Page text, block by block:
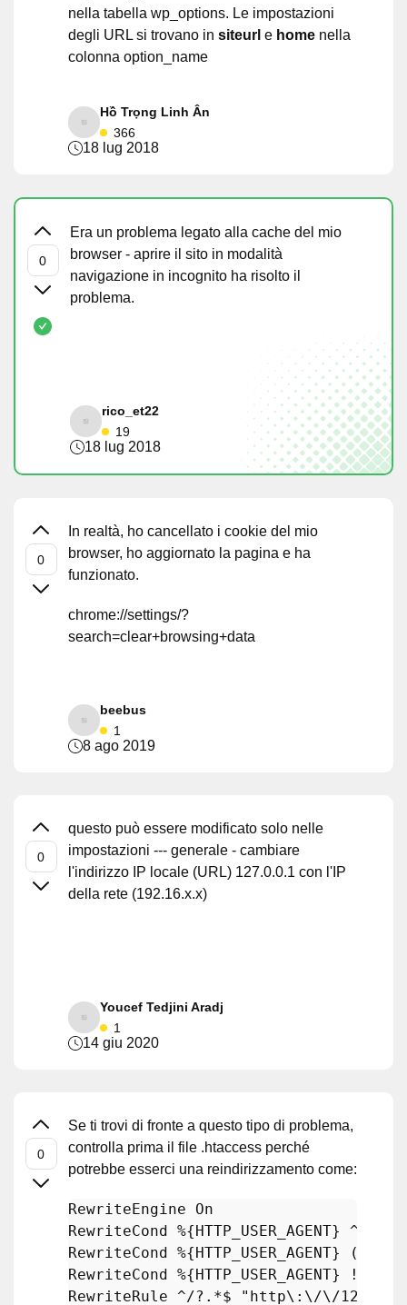
nella tabella wp_options. Le impostazioni
degli URL si trovano in siteurl e home nella
colonna option_name
Hồ Trọng Linh Ân
366
18 lug 2018
Era un problema legato alla cache del mio
browser - aprire il sito in modalità
navigazione in incognito ha risolto il
problema.
rico_et22
19
18 lug 2018
In realtà, ho cancellato i cookie del mio
browser, ho aggiornato la pagina e ha
funzionato.
chrome://settings/?
search=clear+browsing+data
beebus
1
8 ago 2019
questo può essere modificato solo nelle
impostazioni --- generale - cambiare
l'indirizzo IP locale (URL) 127.0.0.1 con l'IP
della rete (192.16.x.x)
Youcef Tedjini Aradj
1
14 giu 2020
Se ti trovi di fronte a questo tipo di problema,
controlla prima il file .htaccess perché
potrebbe esserci una reindirizzamento come:
RewriteEngine On
RewriteCond %{HTTP_USER_AGENT} ^$
RewriteCond %{HTTP_USER_AGENT}
RewriteCond %{HTTP_USER_AGENT}
RewriteRule ^/?.*$
"http\:\/\/